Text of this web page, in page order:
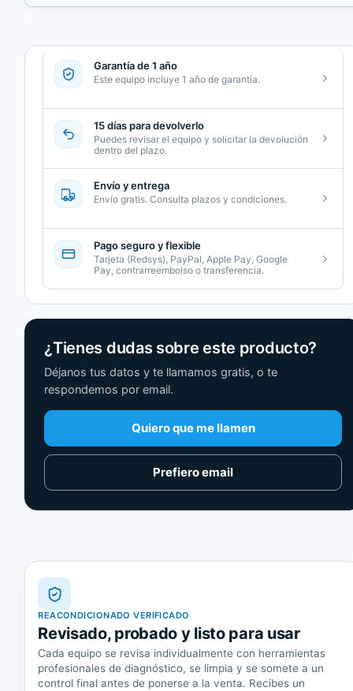
Garantía de 1 año
Este equipo incluye 1 año de garantía.
15 días para devolverlo
Puedes revisar el equipo y solicitar la devolución
dentro del plazo.
Envío y entrega
Envío gratis. Consulta plazos y condiciones.
Pago seguro y flexible
Tarjeta (Redsys), PayPal, Apple Pay, Google
Pay, contrarreembolso o transferencia.
¿Tienes dudas sobre este producto?
Déjanos tus datos y te llamamos gratis, o te
respondemos por email.
Quiero que me llamen
Prefiero email
REACONDICIONADO VERIFICADO
Revisado, probado y listo para usar
Cada equipo se revisa individualmente con herramientas
profesionales de diagnóstico, se limpia y se somete a un
control final antes de ponerse a la venta. Recibes un